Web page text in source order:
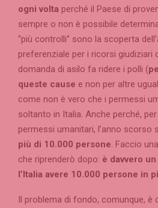
ogni volta perché il Paese di
sempre o non è possibile
“più controlli” sono la scoperta
preferenziale per i ricorsi giudiziari
domanda di asilo fa ridere i polli (
queste cause e non per altre
come non è vero che i permessi
soltanto in Italia. Anche perché,
permessi umanitari, l’anno scorso
più di 10.000 persone. Faccio
che riprenderò dopo: è davvero
l’Italia avere 10.000 persone in
Il problema di fondo, comunque, è